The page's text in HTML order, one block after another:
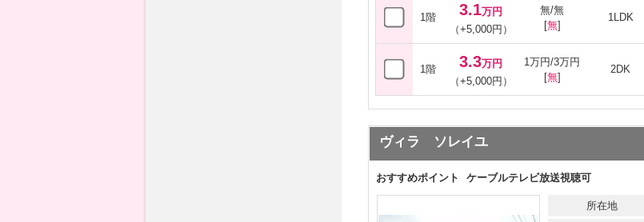
1階 3.1万円
（+5,000円）
無/無
[無]
1LDK
1階 3.3万円
（+5,000円）
1万円/3万円
[無]
2DK
ヴィラ ソレイユ
おすすめポイント ケーブルテレビ放送視聴可
所在地